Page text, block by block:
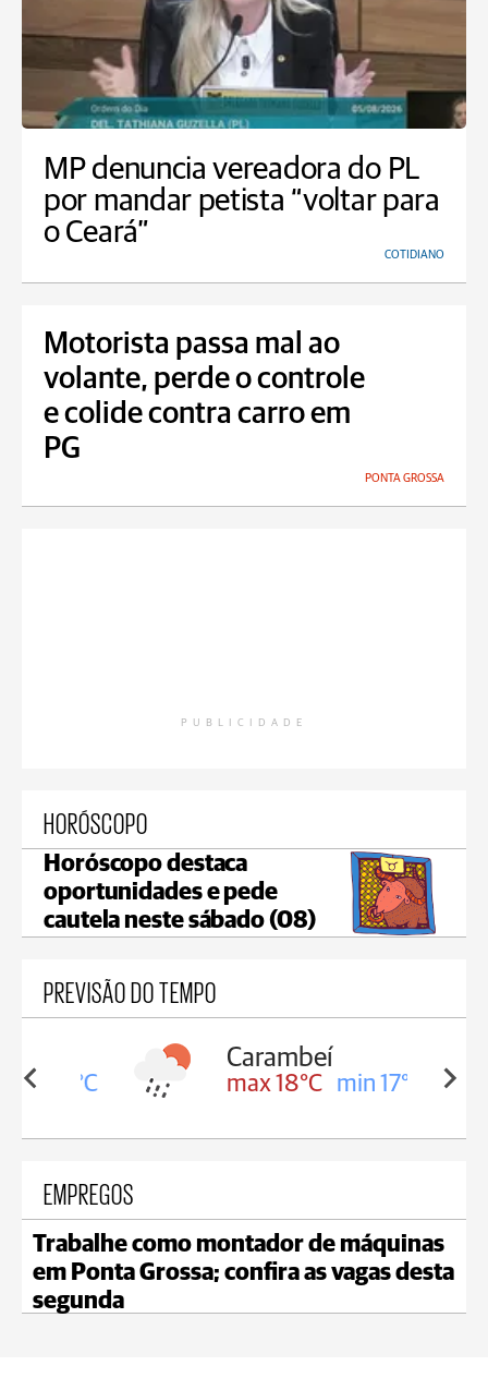
MP denuncia vereadora do PL
por mandar petista “voltar para
o Ceará”
COTIDIANO
Motorista passa mal ao
volante, perde o controle
e colide contra carro em
PG
PONTA GROSSA
PUBLICIDADE
HORÓSCOPO
Horóscopo destaca
oportunidades e pede
cautela neste sábado (08)
PREVISÃO DO TEMPO
18°C
Carambeí
max 18°C min 17°C
EMPREGOS
Trabalhe como montador de máquinas
em Ponta Grossa; confira as vagas desta
segunda